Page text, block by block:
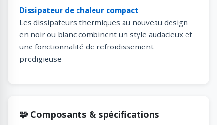
Dissipateur de chaleur compact
Les dissipateurs thermiques au nouveau design
en noir ou blanc combinent un style audacieux et
une fonctionnalité de refroidissement
prodigieuse.
🧩 Composants & spécifications